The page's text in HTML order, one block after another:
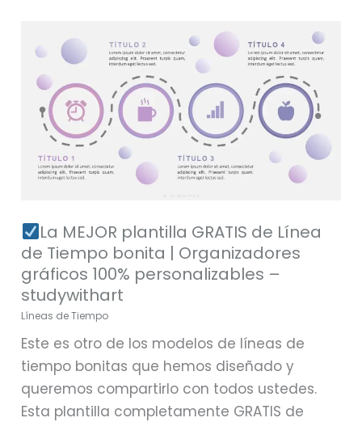
La MEJOR plantilla GRATIS de Línea
de Tiempo bonita | Organizadores
gráficos 100% personalizables –
studywithart
Líneas de Tiempo
Este es otro de los modelos de líneas de
tiempo bonitas que hemos diseñado y
queremos compartirlo con todos ustedes.
Esta plantilla completamente GRATIS de
La
MEJOR
plantilla
GRATIS
Línea
bonita
|
Organizadores
gráficos
100%
personalizables
–
studywithart